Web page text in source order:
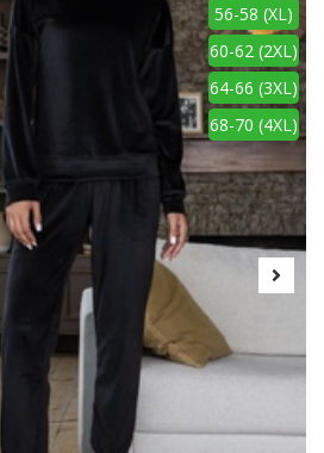
56-58 (XL)
60-62 (2XL)
64-66 (3XL)
68-70 (4XL)